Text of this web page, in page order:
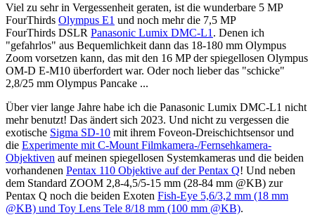
Viel zu sehr in Vergessenheit geraten, ist die wunderbare 5 MP
FourThirds Olympus E1 und noch mehr die 7,5 MP
FourThirds DSLR Panasonic Lumix DMC-L1 . Denen ich
"gefahrlos" aus Bequemlichkeit dann das 18-180 mm Olympus
Zoom vorsetzen kann, das mit den 16 MP der spiegellosen Olympus
OM-D E-M10 überfordert war. Oder noch lieber das "schicke"
2,8/25 mm Olympus Pancake ...
Über vier lange Jahre habe ich die Panasonic Lumix DMC-L1 nicht
mehr benutzt! Das ändert sich 2023. Und nicht zu vergessen die
exotische Sigma SD-10 mit ihrem Foveon-Dreischichtsensor und
die Experimente mit C-Mount Filmkamera-/Fernsehkamera-
Objektiven auf meinen spiegellosen Systemkameras und die beiden
vorhandenen Pentax 110 Objektive auf der Pentax Q! Und neben
dem Standard ZOOM 2,8-4,5/5-15 mm (28-84 mm @KB) zur
Pentax Q noch die beiden Exoten Fish-Eye 5,6/3,2 mm (18 mm
@KB) und Toy Lens Tele 8/18 mm (100 mm @KB).